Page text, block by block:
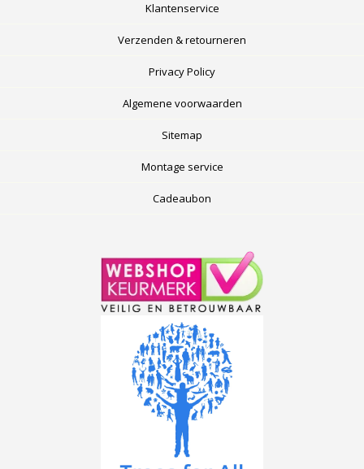
Klantenservice
Verzenden & retourneren
Privacy Policy
Algemene voorwaarden
Sitemap
Montage service
Cadeaubon